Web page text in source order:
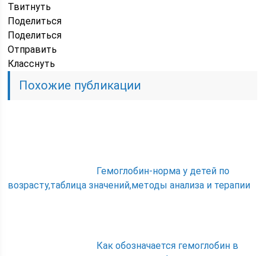
Твитнуть
Поделиться
Поделиться
Отправить
Класснуть
Похожие публикации
Гемоглобин-норма у детей по
возрасту,таблица значений,методы анализа и терапии
Как обозначается гемоглобин в